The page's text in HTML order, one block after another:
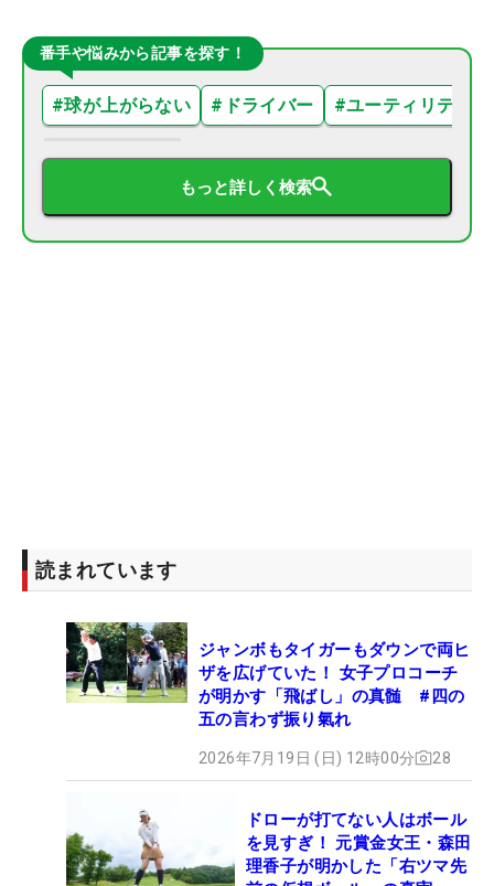
番手や悩みから記事を探す！
#球が上がらない # ドライバー #ユーティリティ
もっと詳しく検索
読まれています
ジャンボもタイガーもダウンで両ヒ
ザを広げていた！ 女子プロコーチ
が明かす「飛ばし」の真髄 #四の
五の言わず振り氣れ
2026年7月19日 (日) 12時00分 28
ドローが打てない人はボール
を見すぎ！ 元賞金女王・森田
理香子が明かした「右ツマ先